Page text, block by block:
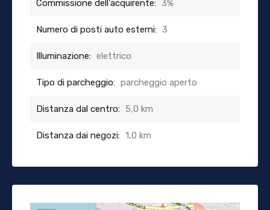
Commissione dell'acquirente: 3%
Numero di posti auto esterni: 3
Illuminazione: elettrico
Tipo di parcheggio: parcheggio aperto
Distanza dal centro: 5,0 km
Distanza dai negozi: 1,0 km